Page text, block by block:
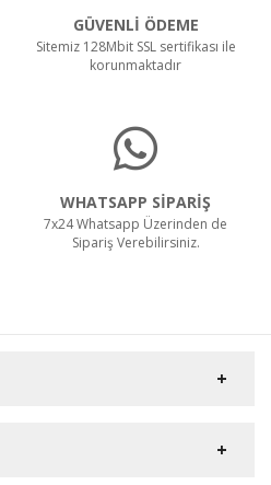
GÜVENLİ ÖDEME
Sitemiz 128Mbit SSL sertifikası ile
korunmaktadır
WHATSAPP SİPARİŞ
7x24 Whatsapp Üzerinden de
Sipariş Verebilirsiniz.